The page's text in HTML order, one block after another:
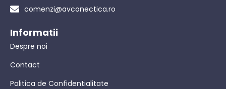
comenzi@avconectica.ro
Informatii
Despre noi
Contact
Politica de Confidentialitate